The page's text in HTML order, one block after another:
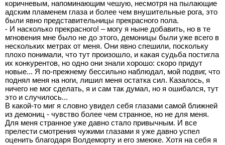
коричневым, напоминающим чешую, несмотря на пылающие
адским пламенем глаза и более чем внушительные рога, это
были явно представительницы прекрасного пола.
- И насколько прекрасного! – могу я ныне добавить, но в те
мгновения мне было не до этого, демоницы были уже всего в
нескольких метрах от меня. Они явно спешили, поскольку
плохо понимали, что тут произошло, и какая судьба постигла
их конкурентов, но одно они знали хорошо: скоро придут
новые... Я по-прежнему бессильно наблюдал, мой подвиг, что
поднял меня на ноги, лишил меня остатка сил. Казалось, я
ничего не мог сделать, я и сам так думал, но я ошибался, тут
это и случилось...
В какой-то миг я словно увидел себя глазами самой ближней
из демониц - чувство более чем странное, но не для меня.
Для меня странное уже давно стало привычным. И все
прелести смотрения чужими глазами я уже давно успел
оценить благодаря Волдеморту и его змеюке. Хотя на себя я